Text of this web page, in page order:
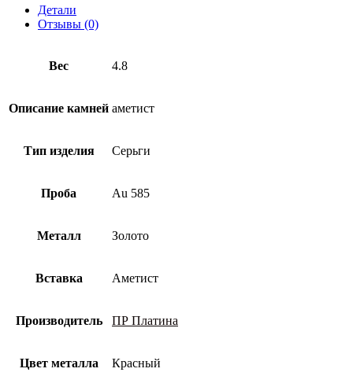
пробы
Детали
Отзывы (0)
Вес 4.8
Описание камней аметист
Тип изделия Серьги
Проба Au 585
Металл Золото
Вставка Аметист
Производитель ПР Платина
Цвет металла Красный